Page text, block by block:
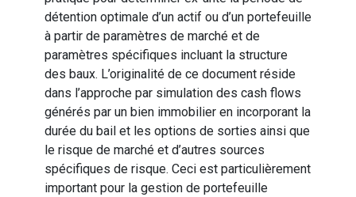
détention optimale d’un actif ou d’un portefeuille
à partir de paramètres de marché et de
paramètres spécifiques incluant la structure
des baux. L’originalité de ce document réside
dans l’approche par simulation des cash flows
générés par un bien immobilier en incorporant la
durée du bail et les options de sorties ainsi que
le risque de marché et d’autres sources
spécifiques de risque. Ceci est particulièrement
important pour la gestion de portefeuille